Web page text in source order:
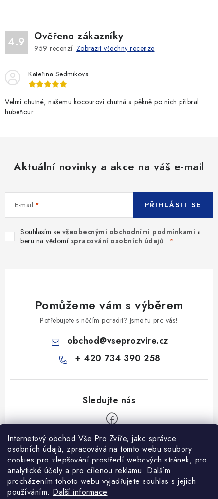
Internetový obchod Vše Pro Zvíře, jako správce
osobních údajů, zpracovává na tomto webu soubory
cookies pro zlepšování prostředí webových stránek, pro
analytické účely a pro cílenou reklamu. Dalším
procházením tohoto webu vyjadřujete souhlas s jejich
používáním. Další informace
4.9 Ověřeno zákazníky
959 recenzí. Zobrazit všechny recenze
Kateřina Sedmikova
Velmi chutné, našemu kocourovi chutná a pěkně po nich přibral
hubeňour.
Aktuální novinky a akce na váš e-mail
E-mail
Souhlasím se všeobecnými obchodními podmínkami a
beru na vědomí zpracování osobních údajů.
PŘIHLÁSIT SE
Pomůžeme vám s výběrem
Potřebujete s něčím poradit? Jsme tu pro vás!
obchod@vseprozvire.cz
+ 420 734 390 258
Informace pro Vás
Ceník dopravy